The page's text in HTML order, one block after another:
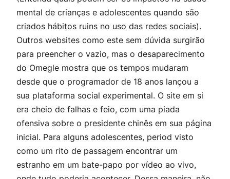
mental de crianças e adolescentes quando são
criados hábitos ruins no uso das redes sociais).
Outros websites como este sem dúvida surgirão
para preencher o vazio, mas o desaparecimento
do Omegle mostra que os tempos mudaram
desde que o programador de 18 anos lançou a
sua plataforma social experimental. O site em si
era cheio de falhas e feio, com uma piada
ofensiva sobre o presidente chinês em sua página
inicial. Para alguns adolescentes, period visto
como um rito de passagem encontrar um
estranho em um bate-papo por vídeo ao vivo,